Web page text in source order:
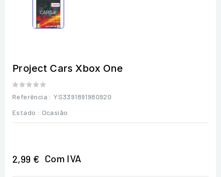
Project Cars Xbox One
Referência : YS3391891980920
Estado : Ocasião
2,99 € Com IVA